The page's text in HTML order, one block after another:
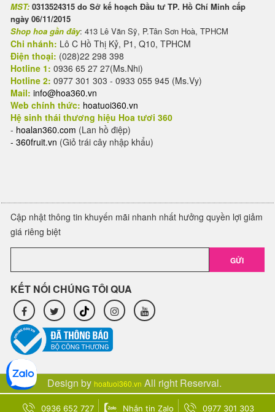
MST: 0313524315 do Sở kế hoạch Đầu tư TP. Hồ Chí Minh cấp
ngày 06/11/2015
Shop hoa gần đây: 413 Lê Văn Sỹ, P.Tân Sơn Hoà, TPHCM
Chi nhánh: Lô C Hồ Thị Kỷ, P1, Q10, TPHCM
Điện thoại: (028)22 298 398
Hotline 1: 0936 65 27 27(Ms.Nhi)
Hotline 2: 0977 301 303 - 0933 055 945 (Ms.Vy)
Mail: info@hoa360.vn
Web chính thức: hoatuoi360.vn
Hệ sinh thái thương hiệu Hoa tươi 360
- hoalan360.com (Lan hồ điệp)
- 360fruit.vn (Giỏ trái cây nhập khẩu)
Cập nhật thông tin khuyến mãi nhanh nhất hưởng quyền lợi giảm
giá riêng biệt
GỬI
KẾT NỐI CHÚNG TÔI QUA
Design by hoatuoi360.vn All right Reserval.
0936 652 727 Nhắn tin Zalo 0977 301 303